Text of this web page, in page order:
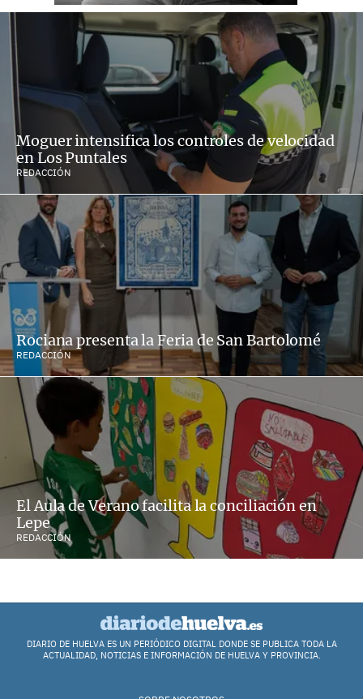
Moguer intensifica los controles de velocidad
en Los Puntales
REDACCIÓN
Rociana presenta la Feria de San Bartolomé
REDACCIÓN
El Aula de Verano facilita la conciliación en
Lepe
REDACCIÓN
DIARIO DE HUELVA ES UN PERIÓDICO DIGITAL DONDE SE PUBLICA TODA LA
ACTUALIDAD, NOTICIAS E INFORMACIÓN DE HUELVA Y PROVINCIA.